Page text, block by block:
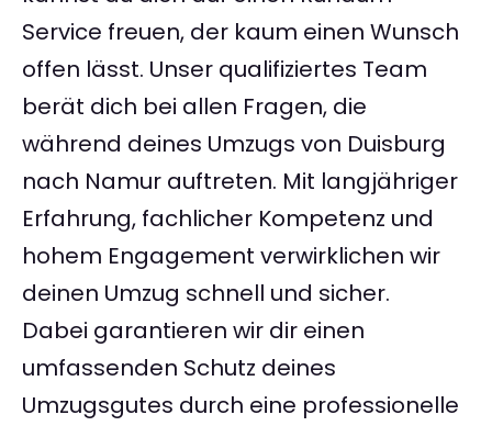
Service freuen, der kaum einen Wunsch
offen lässt. Unser qualifiziertes Team
berät dich bei allen Fragen, die
während deines Umzugs von Duisburg
nach Namur auftreten. Mit langjähriger
Erfahrung, fachlicher Kompetenz und
hohem Engagement verwirklichen wir
deinen Umzug schnell und sicher.
Dabei garantieren wir dir einen
umfassenden Schutz deines
Umzugsgutes durch eine professionelle